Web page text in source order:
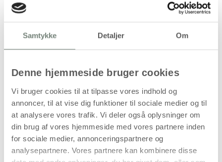
Samtykke Detaljer Om
Denne hjemmeside bruger cookies
Vi bruger cookies til at tilpasse vores indhold og
annoncer, til at vise dig funktioner til sociale medier og til
at analysere vores trafik. Vi deler også oplysninger om
din brug af vores hjemmeside med vores partnere inden
for sociale medier, annonceringspartnere og
analysepartnere. Vores partnere kan kombinere disse
Næsehorn i papmaché – formstøbt massiv
figur
Denne dekorationsfigur forestiller et næsehorn og er
stabil konstruktion og egner sig til dekorativ placering i
temabaserede opstillinger.
Næsehornet har en længde på 18 cm og en højde på 7,5
cm. Den massive opbygning giver figuren et solidt udtryk
sammenlignet med hule figurer i samme materiale.
Leveres enkeltvis.